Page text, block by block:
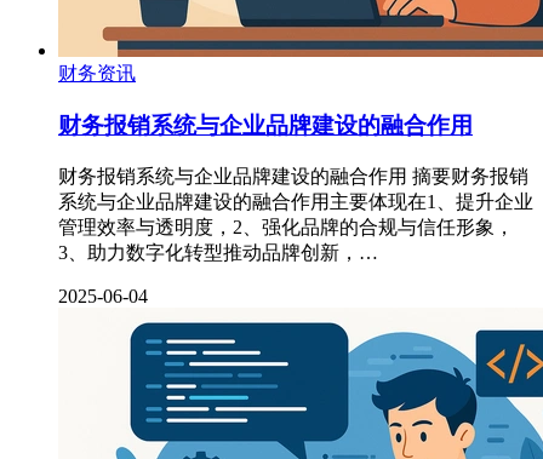
财务资讯
财务报销系统与企业品牌建设的融合作用
财务报销系统与企业品牌建设的融合作用 摘要财务报销
系统与企业品牌建设的融合作用主要体现在1、提升企业
管理效率与透明度，2、强化品牌的合规与信任形象，
3、助力数字化转型推动品牌创新，…
2025-06-04